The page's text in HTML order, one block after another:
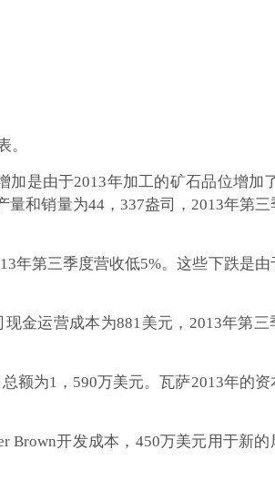
。
是由于2013年加工的矿石品位增加
和销量为44，337盎司，2013年第三
年第三季度营收低5%。这些下跌是由
金运营成本为881美元，2013年第三
额为1，590万美元。瓦萨2013年的资
Brown开发成本，450万美元用于新的